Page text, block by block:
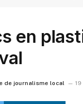
en
de journalisme local